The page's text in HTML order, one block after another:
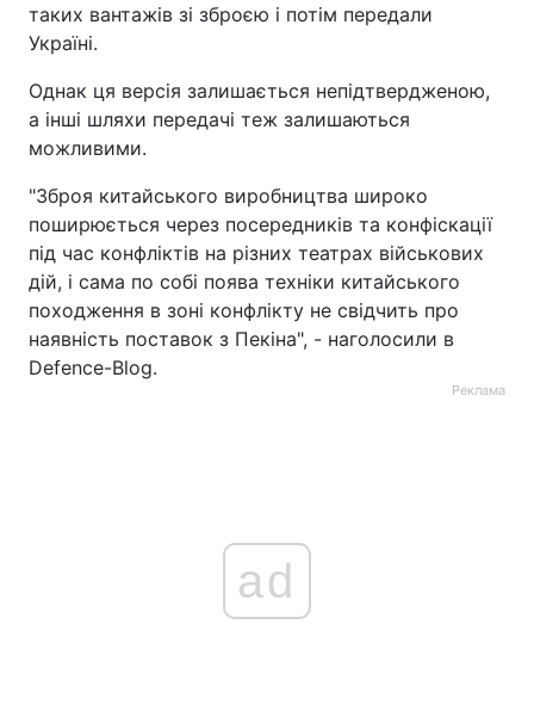
таких вантажів зі зброєю і потім передали
Україні.
Однак ця версія залишається непідтвердженою,
а інші шляхи передачі теж залишаються
можливими.
"Зброя китайського виробництва широко
поширюється через посередників та конфіскації
під час конфліктів на різних театрах військових
дій, і сама по собі поява техніки китайського
походження в зоні конфлікту не свідчить про
наявність поставок з Пекіна", - наголосили в
Defence-Blog.
Реклама
ad